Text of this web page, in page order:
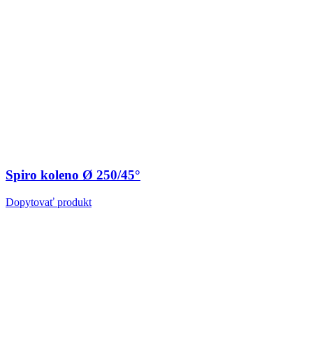
Spiro koleno Ø 250/45°
Dopytovať produkt